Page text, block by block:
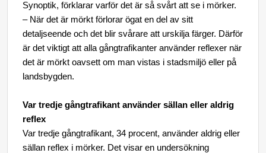
Synoptik, förklarar varför det är så svårt att se i mörker.
– När det är mörkt förlorar ögat en del av sitt
detaljseende och det blir svårare att urskilja färger. Därför
är det viktigt att alla gångtrafikanter använder reflexer när
det är mörkt oavsett om man vistas i stadsmiljö eller på
landsbygden.
Var tredje gångtrafikant använder sällan eller aldrig
reflex
Var tredje gångtrafikant, 34 procent, använder aldrig eller
sällan reflex i mörker. Det visar en undersökning